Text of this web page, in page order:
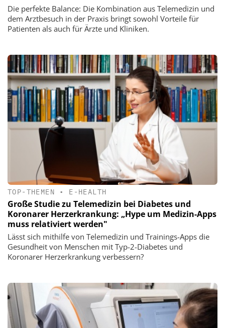
Die perfekte Balance: Die Kombination aus Telemedizin und
dem Arztbesuch in der Praxis bringt sowohl Vorteile für
Patienten als auch für Ärzte und Kliniken.
TOP-THEMEN • E-HEALTH
Große Studie zu Telemedizin bei Diabetes und
Koronarer Herzerkrankung: „Hype um Medizin-Apps
muss relativiert werden"
Lässt sich mithilfe von Telemedizin und Trainings-Apps die
Gesundheit von Menschen mit Typ-2-Diabetes und
Koronarer Herzerkrankung verbessern?